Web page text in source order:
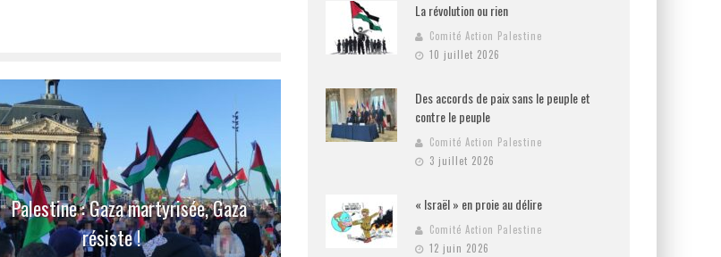
Palestine : Gaza martyrisée, Gaza
résiste !
La révolution ou rien
Comité Action Palestine
10 juillet 2026
Des accords de paix sans le peuple et
contre le peuple
Comité Action Palestine
3 juillet 2026
« Israël » en proie au délire
Comité Action Palestine
12 juin 2026